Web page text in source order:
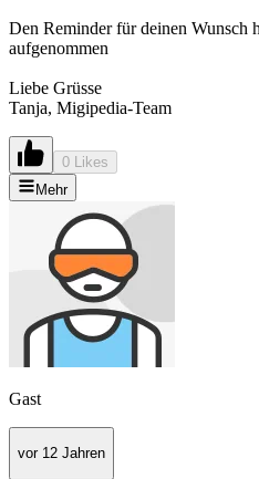
Den Reminder für deinen Wunsch
aufgenommen
Liebe Grüsse
Tanja, Migipedia-Team
0 Likes
Mehr
Gast
vor 12 Jahren